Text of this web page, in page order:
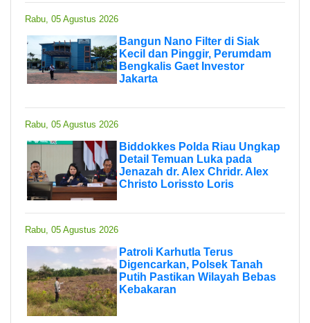
Rabu, 05 Agustus 2026
Bangun Nano Filter di Siak
Kecil dan Pinggir, Perumdam
Bengkalis Gaet Investor
Jakarta
Rabu, 05 Agustus 2026
Biddokkes Polda Riau Ungkap
Detail Temuan Luka pada
Jenazah dr. Alex Chridr. Alex
Christo Lorissto Loris
Rabu, 05 Agustus 2026
Patroli Karhutla Terus
Digencarkan, Polsek Tanah
Putih Pastikan Wilayah Bebas
Kebakaran